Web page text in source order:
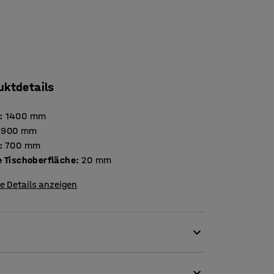
: 1400 mm
900 mm
700 mm
Stärke Tischoberfläche: 20 mm
Details anzeigen